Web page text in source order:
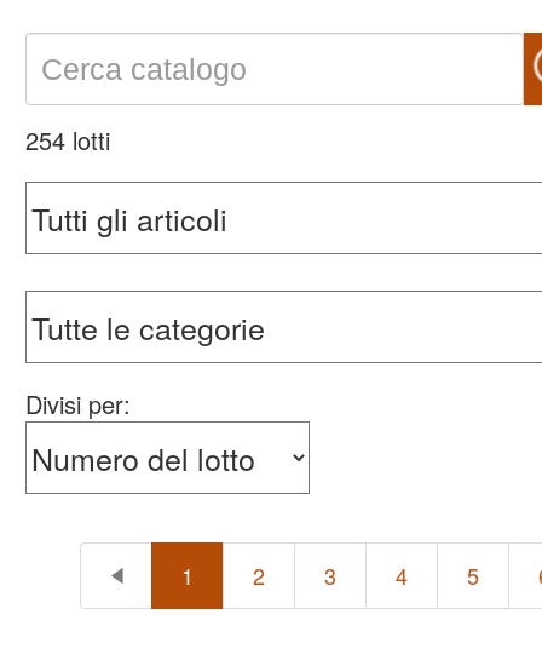
254 lotti
Divisi per:
1 2 3 4 5